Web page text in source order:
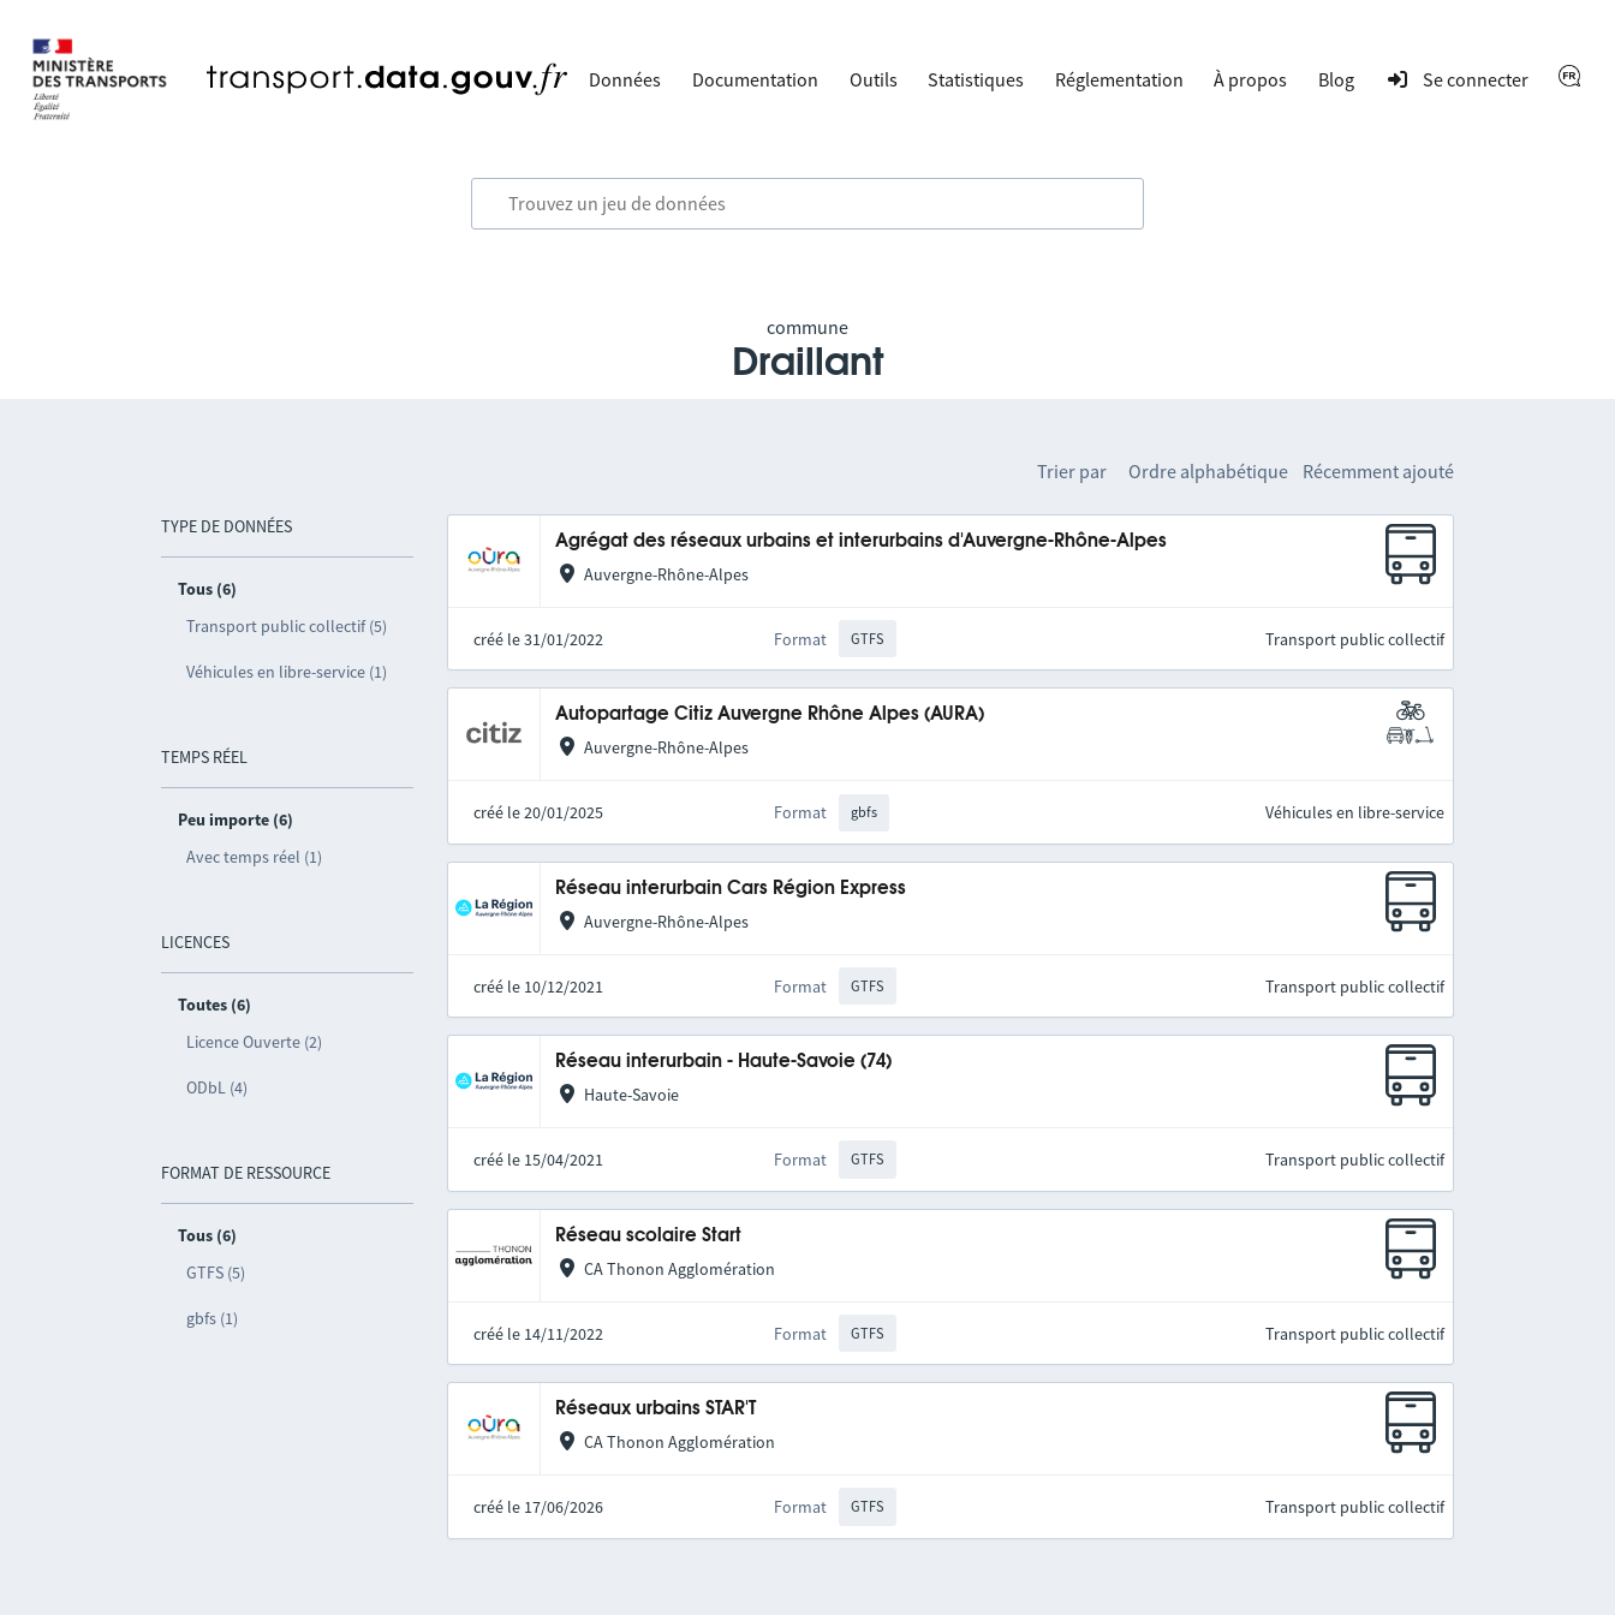
Données Documentation Outils Statistiques Réglementation À propos Blog Se connecter
commune
Draillant
TYPE DE DONNÉES
Tous (6)
Transport public collectif (5)
Véhicules en libre-service (1)
TEMPS RÉEL
Peu importe (6)
Avec temps réel (1)
LICENCES
Toutes (6)
Licence Ouverte (2)
ODbL (4)
FORMAT DE RESSOURCE
Tous (6)
GTFS (5)
gbfs (1)
Trier par Ordre alphabétique Récemment ajouté
Agrégat des réseaux urbains et interurbains d'Auvergne-Rhône-Alpes
Auvergne-Rhône-Alpes
créé le 31/01/2022 Format GTFS Transport public collectif
Autopartage Citiz Auvergne Rhône Alpes (AURA)
Auvergne-Rhône-Alpes
créé le 20/01/2025 Format gbfs Véhicules en libre-service
Réseau interurbain Cars Région Express
Auvergne-Rhône-Alpes
créé le 10/12/2021 Format GTFS Transport public collectif
Réseau interurbain - Haute-Savoie (74)
Haute-Savoie
créé le 15/04/2021 Format GTFS Transport public collectif
Réseau scolaire Start
CA Thonon Agglomération
créé le 14/11/2022 Format GTFS Transport public collectif
Réseaux urbains STAR'T
CA Thonon Agglomération
créé le 17/06/2026 Format GTFS Transport public collectif